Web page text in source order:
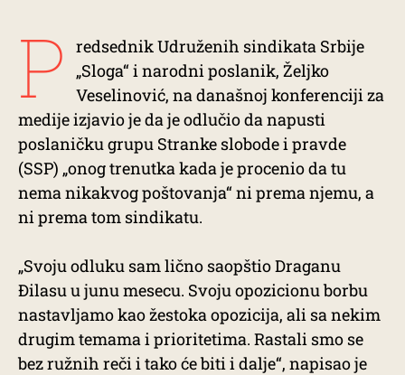
P
redsednik Udruženih sindikata Srbije
„Sloga“ i narodni poslanik, Željko
Veselinović, na današnoj konferenciji za
medije izjavio je da je odlučio da napusti
poslaničku grupu Stranke slobode i pravde
(SSP) „onog trenutka kada je procenio da tu
nema nikakvog poštovanja“ ni prema njemu, a
ni prema tom sindikatu.
„Svoju odluku sam lično saopštio Draganu
Đilasu u junu mesecu. Svoju opozicionu borbu
nastavljamo kao žestoka opozicija, ali sa nekim
drugim temama i prioritetima. Rastali smo se
bez ružnih reči i tako će biti i dalje“, napisao je